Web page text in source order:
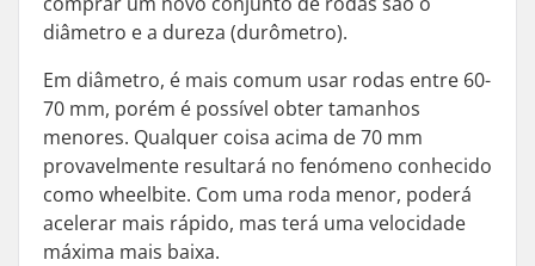
diâmetro e a dureza (durômetro).
Em diâmetro, é mais comum usar rodas entre 60-
70 mm, porém é possível obter tamanhos
menores. Qualquer coisa acima de 70 mm
provavelmente resultará no fenómeno conhecido
como wheelbite. Com uma roda menor, poderá
acelerar mais rápido, mas terá uma velocidade
máxima mais baixa.